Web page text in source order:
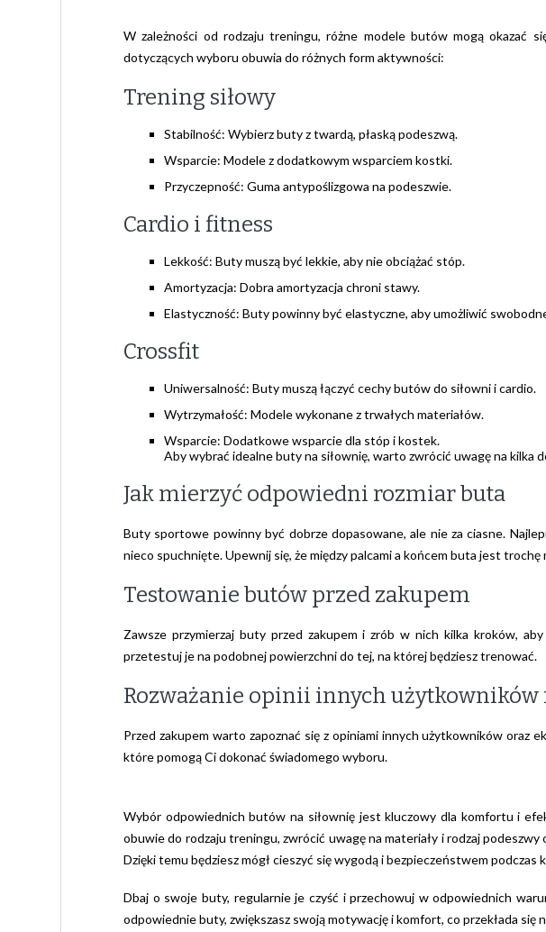
W zależności od rodzaju treningu, różne modele butów mogą okazać
dotyczących wyboru obuwia do różnych form aktywności:
Trening siłowy
Stabilność: Wybierz buty z twardą, płaską podeszwą.
Wsparcie: Modele z dodatkowym wsparciem kostki.
Przyczepność: Guma antypoślizgowa na podeszwie.
Cardio i fitness
Lekkość: Buty muszą być lekkie, aby nie obciążać stóp.
Amortyzacja: Dobra amortyzacja chroni stawy.
Elastyczność: Buty powinny być elastyczne, aby umożliwić
Crossfit
Uniwersalność: Buty muszą łączyć cechy butów do siłowni i cardio.
Wytrzymałość: Modele wykonane z trwałych materiałów.
Wsparcie: Dodatkowe wsparcie dla stóp i kostek.
Aby wybrać idealne buty na siłownię, warto zwrócić uwagę na kilka
Jak mierzyć odpowiedni rozmiar buta
Buty sportowe powinny być dobrze dopasowane, ale nie za ciasne.
nieco spuchnięte. Upewnij się, że między palcami a końcem buta jest trochę
Testowanie butów przed zakupem
Zawsze przymierzaj buty przed zakupem i zrób w nich kilka kroków,
przetestuj je na podobnej powierzchni do tej, na której będziesz trenować.
Rozważanie opinii innych użytkowników
Przed zakupem warto zapoznać się z opiniami innych użytkowników oraz
które pomogą Ci dokonać świadomego wyboru.
Wybór odpowiednich butów na siłownię jest kluczowy dla komfortu i
obuwie do rodzaju treningu, zwrócić uwagę na materiały i rodzaj
Dzięki temu będziesz mógł cieszyć się wygodą i bezpieczeństwem podczas
Dbaj o swoje buty, regularnie je czyść i przechowuj w odpowiednich
odpowiednie buty, zwiększasz swoją motywację i komfort, co przekłada się